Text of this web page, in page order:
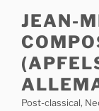
content
JEAN-
Post-classical,